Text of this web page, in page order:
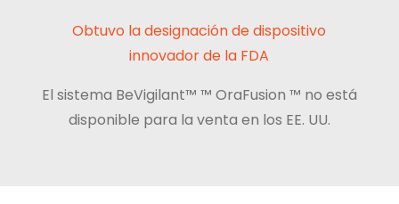
Obtuvo la designación de dispositivo
innovador de la FDA
El sistema BeVigilant™ ™ OraFusion ™ no está
disponible para la venta en los EE. UU.